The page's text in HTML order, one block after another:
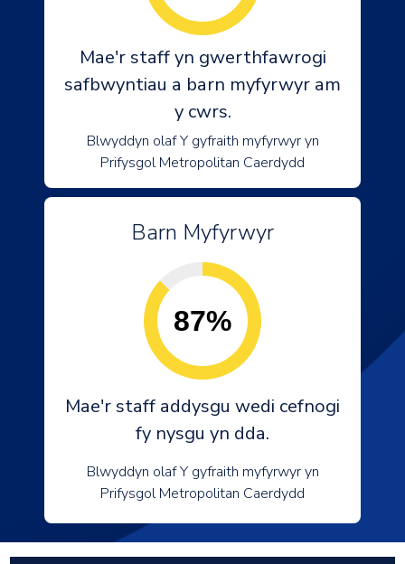
Mae'r staff yn gwerthfawrogi
safbwyntiau a barn myfyrwyr am
y cwrs.
Blwyddyn olaf Y gyfraith myfyrwyr yn
Prifysgol Metropolitan Caerdydd
Barn Myfyrwyr
87%
Mae'r staff addysgu wedi cefnogi
fy nysgu yn dda.
Blwyddyn olaf Y gyfraith myfyrwyr yn
Prifysgol Metropolitan Caerdydd